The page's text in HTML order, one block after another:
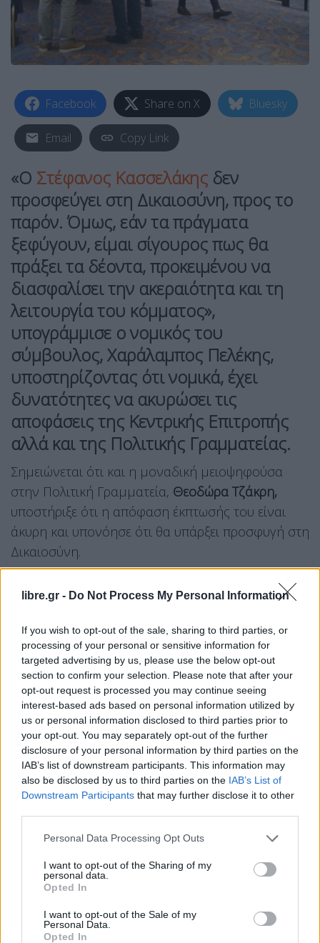
libre.gr - Do Not Process My Personal Information
If you wish to opt-out of the sale, sharing to third parties, or
processing of your personal or sensitive information for
targeted advertising by us, please use the below opt-out
section to confirm your selection. Please note that after your
opt-out request is processed you may continue seeing
interest-based ads based on personal information utilized by
us or personal information disclosed to third parties prior to
your opt-out. You may separately opt-out of the further
disclosure of your personal information by third parties on the
IAB’s list of downstream participants. This information may
also be disclosed by us to third parties on the IAB’s List of
Downstream Participants that may further disclose it to other
Personal Data Processing Opt Outs
I want to opt-out of the Sharing of my
personal data.
Opted In
I want to opt-out of the Sale of my
Personal Data.
Opted In
Facebook Share on X Bluesky
Email Copy Link
«Ο Στέφανος Κασσελάκης δεν
προσφεύγει στη Δικαιοσύνη, προς το
παρόν. Όμως, εάν τα πράγματα
ξεφύγουν, είμαι σίγουρος πως θα
πράξει τα δέοντα, προκειμένου να
διασφαλίσει την ακεραιότητα και τη
λειτουργία του κόμματος»,
υπογράμμισε ο νομικός του
σύμβουλος, Χαράλαμπος Πελέκης,
υποστηρίζοντας ότι νομικά, έχει
δυνατότητες να ακυρώσει τις
αποφάσεις της Κεντρικής Επιτροπής
αλλά και της Πολιτικής Γραμματείας.
Σημειώνεται ότι και η μοναδική μειοψηφούσα
στην Πολιτική Γραμματεία, Θεοδώρα Τζάκρη,
υποστήριξε ότι η απόφαση έκπτωσής του είναι
άκυρη και υπονόησε ότι θα υπάρξει προσφυγή στη
Δικαιοσύνη.
«Η ψήφος για τη μομφή ήταν άκυρη»
εμπιστοσύνης στο πρόσωπο του Στέφανου
Κασσελάκη, είχαμε μία μυστική ψηφοφορία, η
οποία κατέληξε να είναι φανερή. Αυτό το γεγονός
καθιστά άκυρο το συγκεκριμένο ψήφισμα.
Επιπλέον,το χθεσινό ψήφισμα στην Πολιτική
Γραμματεία είναι επίσης άκυρο.Δεν προβλέπεται,
βάσει καταστατικού, τέτοια εξουσία σε αυτό το
όργανο του κόμματος. Να σηκώνουν το χέρι τα
μέλη και να ψηφίζουν», ισχυρίσθηκε ακόμη ο κ.
Πελέκης,μιλώντας απόψε (13/09) στο STAR.
Email
Tags: Δικηγόρος